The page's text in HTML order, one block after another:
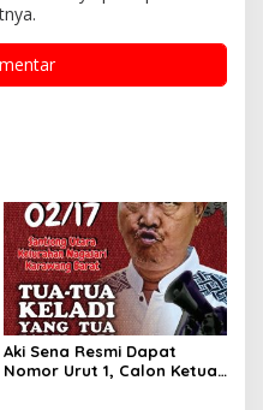
Aki Sena Resmi Dapat
Nomor Urut 1, Calon Ketua